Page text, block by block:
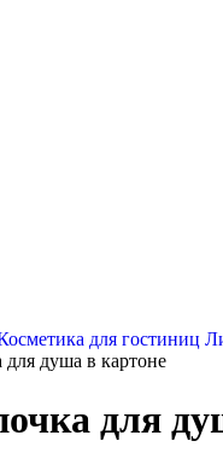
для гостиниц
душа в картоне
для